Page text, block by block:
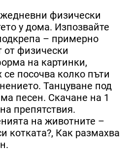
физически
у дома. Изпозвайте
– примерно
от физически
на картинки,
се посочва колко пъти
Танцуване под
песен. Скачане на 1
препятствия.
на животните –
котката?, Как размахва